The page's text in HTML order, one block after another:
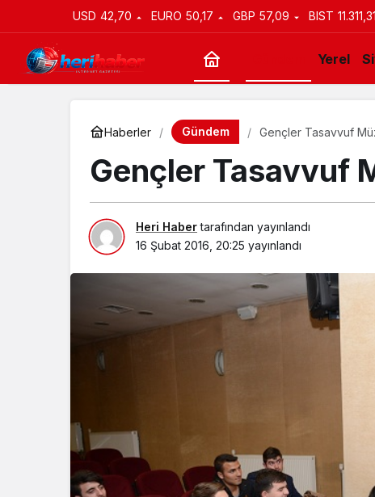
USD 42,70 EURO 50,17 GBP 57,09 BIST 11.311,31
Yerel
Haberler Gündem Gençler Tasavvuf
Gençler Tasavvuf
Heri Habertarafından yayınlandı
16 Şubat 2016, 20:25 yayınlandı